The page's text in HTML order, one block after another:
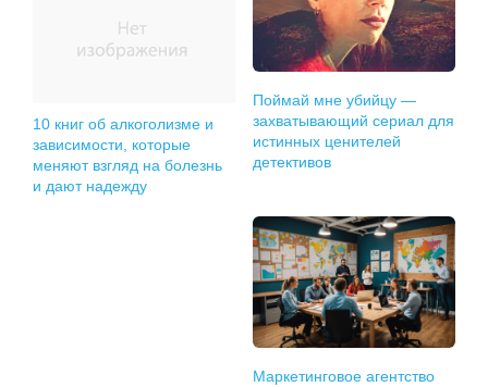
10 книг об алкоголизме и
зависимости, которые
меняют взгляд на болезнь
и дают надежду
Поймай мне убийцу —
захватывающий сериал для
истинных ценителей
детективов
Маркетинговое агентство